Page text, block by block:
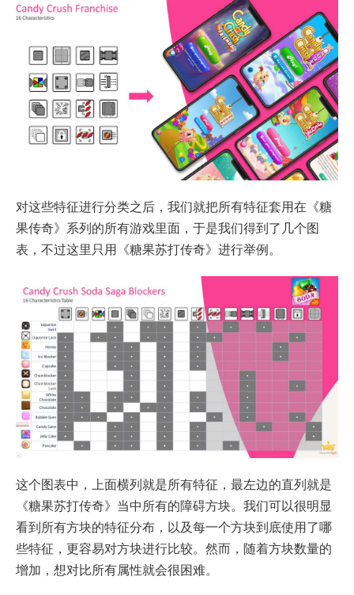
对这些特征进行分类之后，我们就把所有特征套用在《糖
果传奇》系列的所有游戏里面，于是我们得到了几个图
表，不过这里只用《糖果苏打传奇》进行举例。
这个图表中，上面横列就是所有特征，最左边的直列就是
《糖果苏打传奇》当中所有的障碍方块。我们可以很明显
看到所有方块的特征分布，以及每一个方块到底使用了哪
些特征，更容易对方块进行比较。然而，随着方块数量的
增加，想对比所有属性就会很困难。